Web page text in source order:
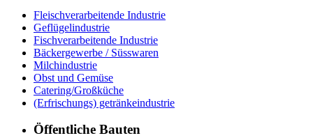
Fleischverarbeitende Industrie
Geflügelindustrie
Fischverarbeitende Industrie
Bäckergewerbe / Süsswaren
Milchindustrie
Obst und Gemüse
Catering/Großküche
(Erfrischungs) getränkeindustrie
Öffentliche Bauten